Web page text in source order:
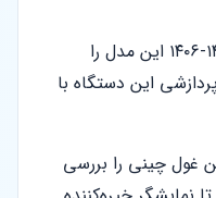
بسیاری از دانشجویان در سال ۱۴۰۵-۱۴۰۶ این مدل را
این دستگاه با
غول چینی را بررسی